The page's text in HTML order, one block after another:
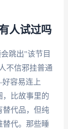
人试过吗
跳出"该节目
不信邪挂普通
容易连上
，比故事里的
替代品，但纯
替代。那些睡